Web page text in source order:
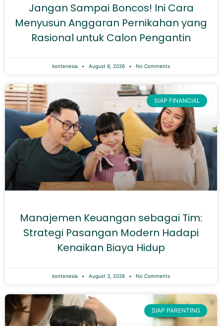
Jangan Sampai Boncos! Ini Cara
Menyusun Anggaran Pernikahan yang
Rasional untuk Calon Pengantin
kontenesia August 6, 2026 No Comments
SIAP FINANCIAL
Manajemen Keuangan sebagai Tim:
Strategi Pasangan Modern Hadapi
Kenaikan Biaya Hidup
kontenesia August 3, 2026 No Comments
SIAP PARENTING